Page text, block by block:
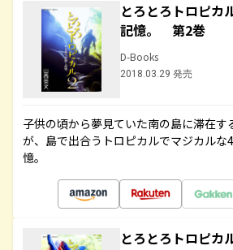
とろとろトロピ
記憶。 第2巻
D-Books
2018.03.29 発売
子供の頃から夢見ていた南の島に滞在す
が、島で出合うトロピカルでマジカルな
憶。
とろとろトロピ